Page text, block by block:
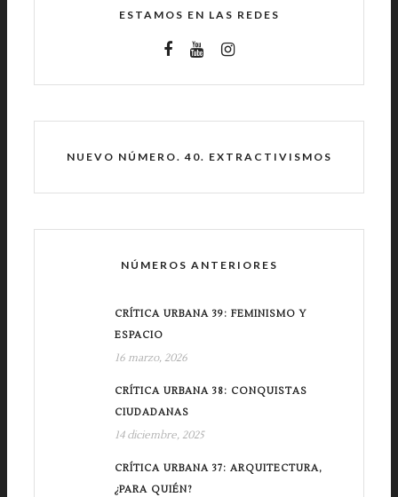
ESTAMOS EN LAS REDES
NUEVO NÚMERO. 40. EXTRACTIVISMOS
NÚMEROS ANTERIORES
CRÍTICA URBANA 39: FEMINISMO Y
ESPACIO
16 marzo, 2026
CRÍTICA URBANA 38: CONQUISTAS
CIUDADANAS
14 diciembre, 2025
CRÍTICA URBANA 37: ARQUITECTURA,
¿PARA QUIÉN?